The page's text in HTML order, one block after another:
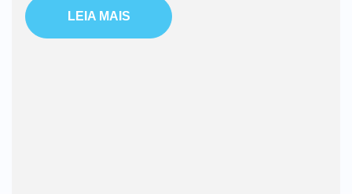
LEIA MAIS